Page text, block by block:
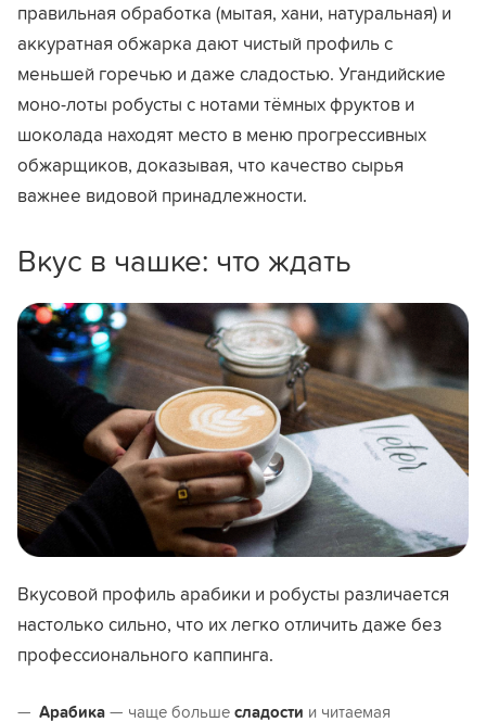
правильная обработка (мытая, хани, натуральная) и
аккуратная обжарка дают чистый профиль с
меньшей горечью и даже сладостью. Угандийские
моно-лоты робусты с нотами тёмных фруктов и
шоколада находят место в меню прогрессивных
обжарщиков, доказывая, что качество сырья
важнее видовой принадлежности.
Вкус в чашке: что ждать
Вкусовой профиль арабики и робусты различается
настолько сильно, что их легко отличить даже без
профессионального каппинга.
Арабика — чаще больше сладости и читаемая